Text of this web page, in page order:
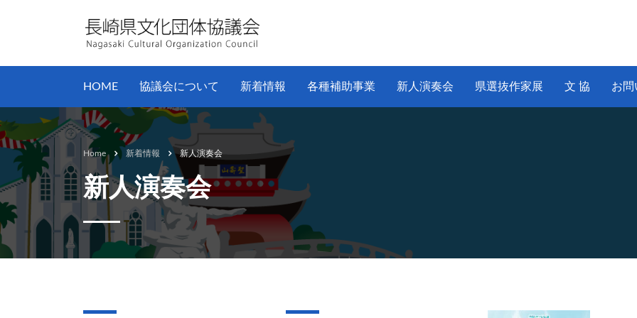
HOME 協議会について 新着情報 各種補助事業 新人演奏会 県選抜作家展 文 協 お問
Home 新着情報 新人演奏会
新人演奏会